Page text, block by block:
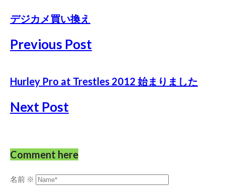
デジカメ買い換え
Previous Post
Hurley Pro at Trestles 2012 始まりました
Next Post
Comment here
名前 ※